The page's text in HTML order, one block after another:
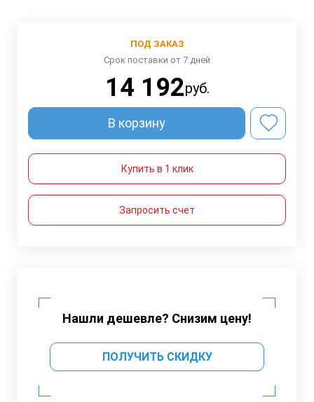
ПОД ЗАКАЗ
Срок поставки от 7 дней
14 192руб.
В корзину
Купить в 1 клик
Запросить счет
Нашли дешевле? Снизим цену!
ПОЛУЧИТЬ СКИДКУ